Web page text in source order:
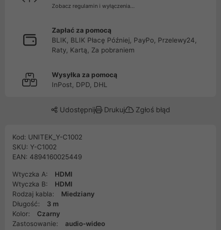
Zobacz regulamin i wyłączenia...
Zapłać za pomocą
BLIK, BLIK Płacę Później, PayPo, Przelewy24,
Raty, Kartą, Za pobraniem
Wysyłka za pomocą
InPost, DPD, DHL
Udostępnij Drukuj Zgłoś błąd
Kod: UNITEK_Y-C1002
SKU: Y-C1002
EAN: 4894160025449
Wtyczka A:
HDMI
Wtyczka B:
HDMI
Rodzaj kabla:
Miedziany
Długość:
3 m
Kolor:
Czarny
Zastosowanie:
audio-wideo